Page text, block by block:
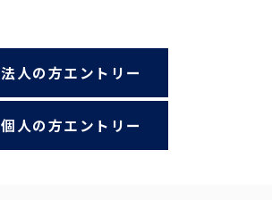
法人の方エントリー
個人の方エントリー